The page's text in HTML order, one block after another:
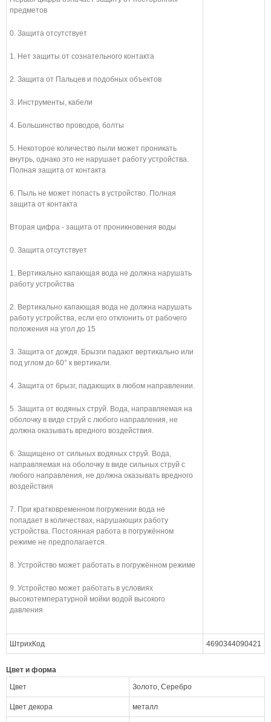
предметов
0. Защита отсутствует
1. Нет защиты от сознательного контакта
2. Защита от Пальцев и подобных объектов
3. Инструменты, кабели
4. Большинство проводов, болты
5. Некоторое количество пыли может проникать
внутрь, однако это не нарушает работу устройства.
Полная защита от контакта
6. Пыль не может попасть в устройство. Полная
защита от контакта
Вторая цифра - защита от проникновения воды
0. Защита отсутствует
1. Вертикально капающая вода не должна нарушать
работу устройства
2. Вертикально капающая вода не должна нарушать
работу устройства, если его отклонить от рабочего
положения на угол до 15
3. Защита от дождя. Брызги падают вертикально или
под углом до 60° к вертикали.
4. Защита от брызг, падающих в любом направлении.
5. Защита от водяных струй. Вода, направляемая на
оболочку в виде струй с любого направления, не
должна оказывать вредного воздействия.
6. Защищено от сильных водяных струй. Вода,
направляемая на оболочку в виде сильных струй с
любого направления, не должна оказывать вредного
воздействия
7. При кратковременном погружении вода не
попадает в количествах, нарушающих работу
устройства. Постоянная работа в погружённом
режиме не предполагается.
8. Устройство может работать в погружённом режиме
9. Устройство может работать в условиях
высокотемпературной мойки водой высокого
давления
ШтрихКод 4690344090421
Цвет и форма
Цвет
Золото, Серебро
Цвет декора металл